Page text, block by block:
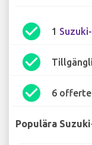
check_circle 1
check_circle
check_circle 6
Populära